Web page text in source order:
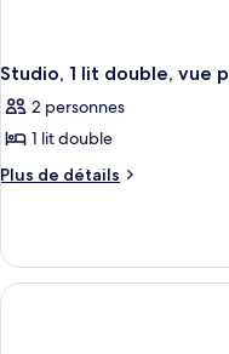
Studio, 1 lit double, vue
2 personnes
1 lit double
Plus de détails
Plus
le
type
de